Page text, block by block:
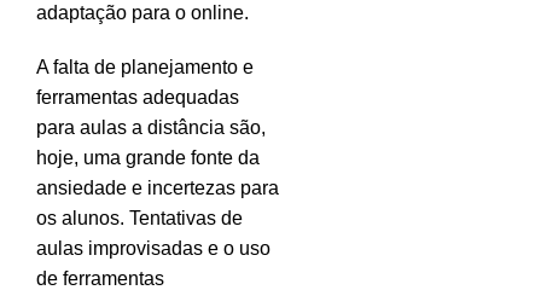
adaptação para o online.
A falta de planejamento e
ferramentas adequadas
para aulas a distância são,
hoje, uma grande fonte da
ansiedade e incertezas para
os alunos. Tentativas de
aulas improvisadas e o uso
de ferramentas